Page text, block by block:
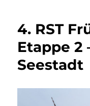
4. RST
Etappe 2
Seestadt